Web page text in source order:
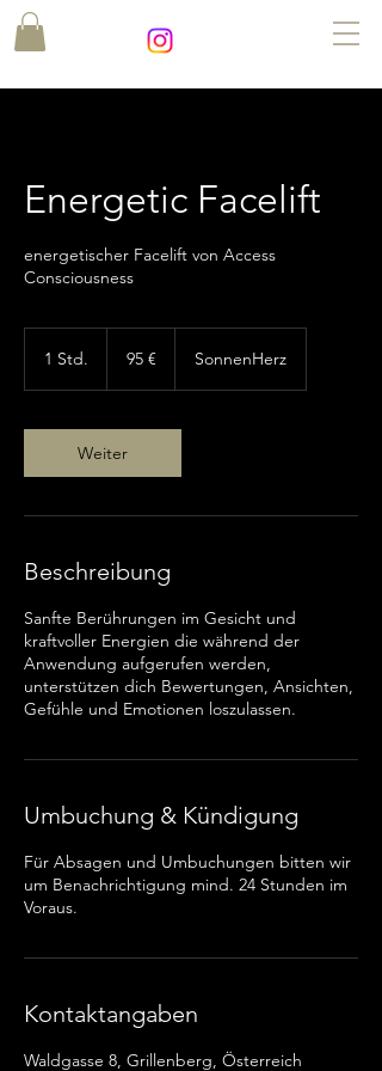
Energetic Facelift
energetischer Facelift von Access
Consciousness
1 Std.
d
95 € SonnenHerz
Weiter
Beschreibung
Sanfte Berührungen im Gesicht und
kraftvoller Energien die während der
Anwendung aufgerufen werden,
unterstützen dich Bewertungen, Ansichten,
Gefühle und Emotionen loszulassen.
Umbuchung & Kündigung
Für Absagen und Umbuchungen bitten wir
um Benachrichtigung mind. 24 Stunden im
Voraus.
Kontaktangaben
Waldgasse 8, Grillenberg, Österreich